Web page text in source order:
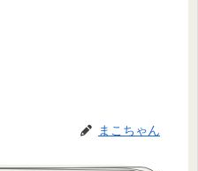
まこちゃん